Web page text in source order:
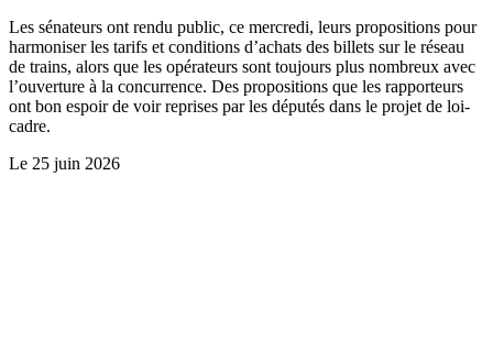
Les sénateurs ont rendu public, ce mercredi, leurs propositions pour
harmoniser les tarifs et conditions d’achats des billets sur le réseau
de trains, alors que les opérateurs sont toujours plus nombreux avec
l’ouverture à la concurrence. Des propositions que les rapporteurs
ont bon espoir de voir reprises par les députés dans le projet de loi-
cadre.
Le 25 juin 2026